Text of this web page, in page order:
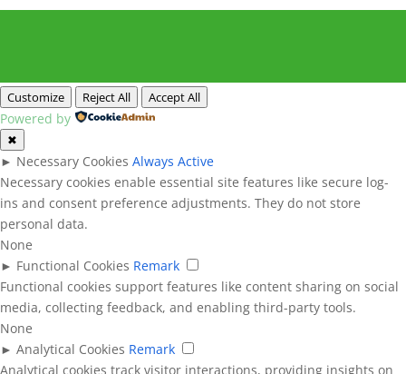
Customize Reject All Accept All
Powered by
✖
► Necessary Cookies Always Active
Necessary cookies enable essential site features like secure log-
ins and consent preference adjustments. They do not store
personal data.
None
► Functional Cookies Remark
Functional cookies support features like content sharing on social
media, collecting feedback, and enabling third-party tools.
None
► Analytical Cookies Remark
Analytical cookies track visitor interactions, providing insights on